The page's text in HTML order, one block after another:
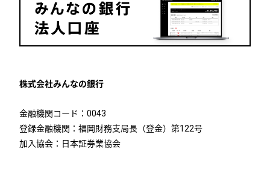
株式会社みんなの銀行
金融機関コード：0043
登録金融機関：福岡財務支局長（登金）第122号
加入協会：日本証券業協会